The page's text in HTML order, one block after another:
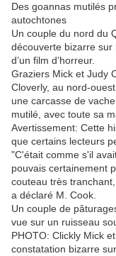
Des goannas mutilés
autochtones
Un couple du nord du
découverte bizarre
d’un film d’horreur.
Graziers Mick et Judy
Cloverly, au nord-
une carcasse de
mutilé, avec toute sa
Avertissement: Cette
que certains lecteurs
"C'était comme s'il
pouvais certainement
couteau très
a déclaré M. Cook.
Un couple de
vue sur un ruisseau
PHOTO: Clickly Mick
constatation bizarre